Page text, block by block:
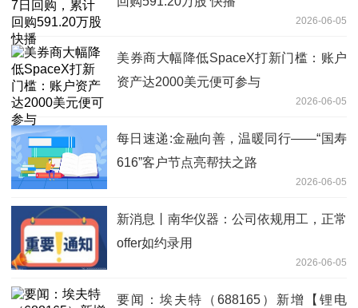
2026-06-05
美券商大幅降低SpaceX打新门槛：账户
资产达2000美元便可参与
2026-06-05
每日速递:金融向善，温暖同行——“国寿
616”客户节点亮帮扶之路
2026-06-05
新消息丨南华仪器：公司依规用工，正常
offer如约录用
2026-06-05
要闻：埃夫特（688165）新增【锂电